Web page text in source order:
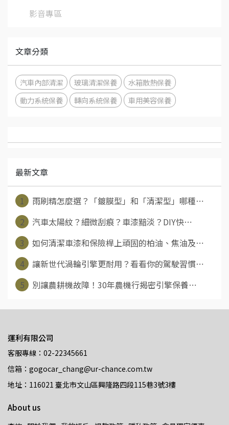
影音專區
文章分類
汽車內部清潔 玻璃清潔保養
水箱散熱保養
動力系統保養
轉向系統保養 車用美容保養
最新文章
1
雨刷精怎麼選？「鍍膜型」和「清潔型」哪種⋯
2
汽車太陽紋？細微刮痕？車漆黯淡？DIY快⋯
3
如何清潔車漆和保險桿上頑固的柏油、焦油及⋯
4
讓新世代渦輪引擎更耐用？看看你的駕駛習慣⋯
5
別讓農耕機故障！30年農機行揭密引擎保養⋯
運利有限公司
客服專線：02-22345661
信箱：gogocar_chang@ur-chance.com.tw
地址：116021 臺北市文山區興隆路四段115巷3號3樓
About us